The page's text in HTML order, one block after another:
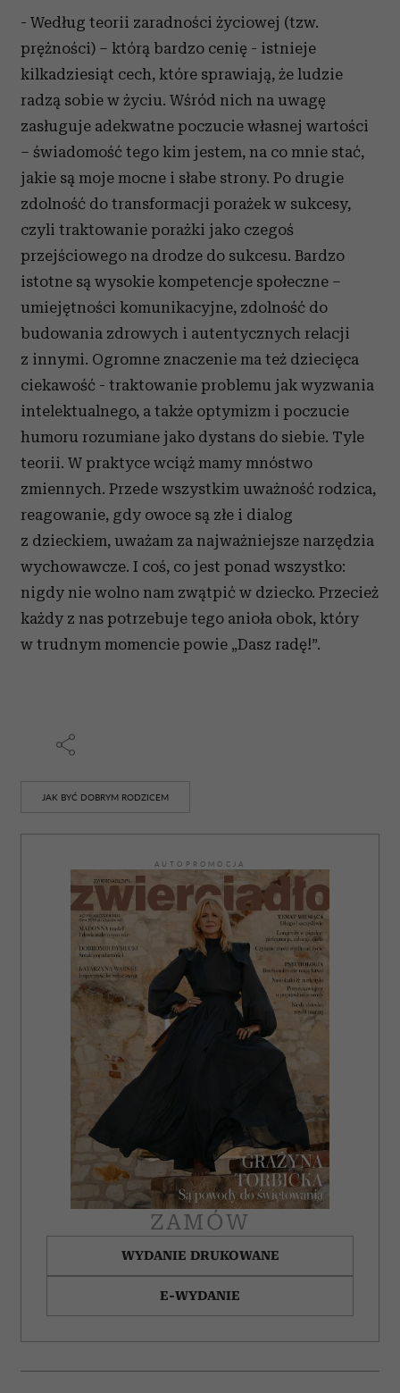
- Według teorii zaradności życiowej (tzw.
prężności) – którą bardzo cenię - istnieje
kilkadziesiąt cech, które sprawiają, że ludzie
radzą sobie w życiu. Wśród nich na uwagę
zasługuje adekwatne poczucie własnej wartości
– świadomość tego kim jestem, na co mnie stać,
jakie są moje mocne i słabe strony. Po drugie
zdolność do transformacji porażek w sukcesy,
czyli traktowanie porażki jako czegoś
przejściowego na drodze do sukcesu. Bardzo
istotne są wysokie kompetencje społeczne –
umiejętności komunikacyjne, zdolność do
budowania zdrowych i autentycznych relacji
z innymi. Ogromne znaczenie ma też dziecięca
ciekawość - traktowanie problemu jak wyzwania
intelektualnego, a także optymizm i poczucie
humoru rozumiane jako dystans do siebie. Tyle
teorii. W praktyce wciąż mamy mnóstwo
zmiennych. Przede wszystkim uważność rodzica,
reagowanie, gdy owoce są złe i dialog
z dzieckiem, uważam za najważniejsze narzędzia
wychowawcze. I coś, co jest ponad wszystko:
nigdy nie wolno nam zwątpić w dziecko. Przecież
każdy z nas potrzebuje tego anioła obok, który
w trudnym momencie powie „Dasz radę!”.
JAK BYĆ DOBRYM RODZICEM
AUTOPROMOCJA
ZAMÓW
WYDANIE DRUKOWANE
E-WYDANIE